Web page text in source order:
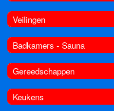
Veilingen
Badkamers - Sauna
Gereedschappen
Keukens